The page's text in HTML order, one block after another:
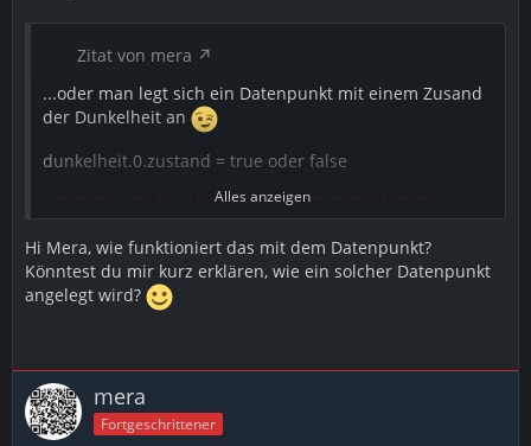
Zitat von mera
...oder man legt sich ein Datenpunkt mit einem Zusand
der Dunkelheit an
dunkelheit.0.zustand = true oder false
schimmer-media.de/index.php?attachment/3198/
und lässt es per Script über die Astrofunktion setzen.
schimmer-media.de/index.php?attachment/3199/
Alles anzeigen
Hi Mera, wie funktioniert das mit dem Datenpunkt?
Könntest du mir kurz erklären, wie ein solcher Datenpunkt
angelegt wird?
mera
Fortgeschrittener